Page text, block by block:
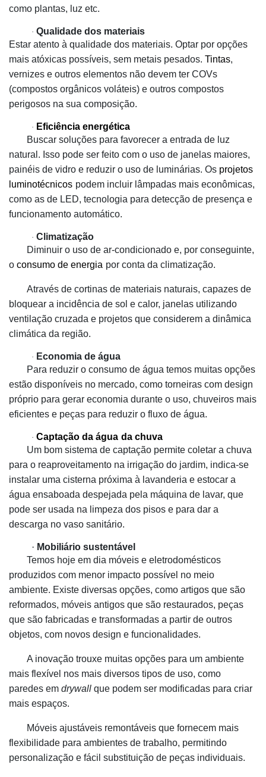
como plantas, luz etc.
· Qualidade dos materiais
Estar atento à qualidade dos materiais. Optar por opções
mais atóxicas possíveis, sem metais pesados. Tintas,
vernizes e outros elementos não devem ter COVs
(compostos orgânicos voláteis) e outros compostos
perigosos na sua composição. ­
· Eficiência energética
Buscar soluções para favorecer a entrada de luz
natural. Isso pode ser feito com o uso de janelas maiores,
painéis de vidro e reduzir o uso de luminárias. Os projetos
luminotécnicos podem incluir lâmpadas mais econômicas,
como as de LED, tecnologia para detecção de presença e
funcionamento automático.
· Climatização
Diminuir o uso de ar-condicionado e, por conseguinte,
o consumo de energia por conta da climatização.
Através de cortinas de materiais naturais, capazes de
bloquear a incidência de sol e calor, janelas utilizando
ventilação cruzada e projetos que considerem a dinâmica
climática da região.
· Economia de água
Para reduzir o consumo de água temos muitas opções
estão disponíveis no mercado, como torneiras com design
próprio para gerar economia durante o uso, chuveiros mais
eficientes e peças para reduzir o fluxo de água.
· Captação da água da chuva
Um bom sistema de captação permite coletar a chuva
para o reaproveitamento na irrigação do jardim, indica-se
instalar uma cisterna próxima à lavanderia e estocar a
água ensaboada despejada pela máquina de lavar, que
pode ser usada na limpeza dos pisos e para dar a
descarga no vaso sanitário.
· Mobiliário sustentável
Temos hoje em dia móveis e eletrodomésticos
produzidos com menor impacto possível no meio
ambiente. Existe diversas opções, como artigos que são
reformados, móveis antigos que são restaurados, peças
que são fabricadas e transformadas a partir de outros
objetos, com novos design e funcionalidades.
A inovação trouxe muitas opções para um ambiente
mais flexível nos mais diversos tipos de uso, como
paredes em drywall que podem ser modificadas para criar
mais espaços.
Móveis ajustáveis remontáveis que fornecem mais
flexibilidade para ambientes de trabalho, permitindo
personalização e fácil substituição de peças individuais.